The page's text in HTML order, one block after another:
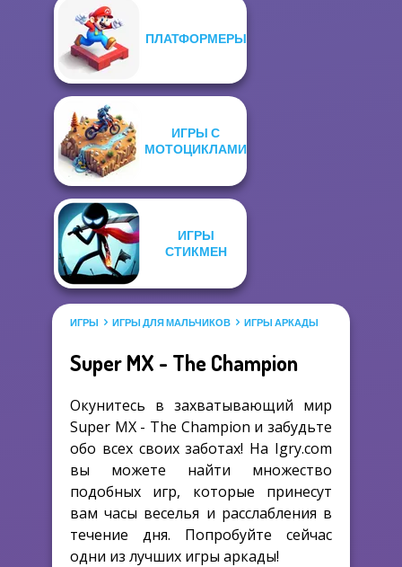
ПЛАТФОРМЕРЫ
ИГРЫ С
МОТОЦИКЛАМИ
ИГРЫ
СТИКМЕН
ИГРЫ ИГРЫ ДЛЯ МАЛЬЧИКОВ ИГРЫ АРКАДЫ
Super MX - The Champion
Окунитесь в захватывающий мир
Super MX - The Champion и забудьте
обо всех своих заботах! На Igry.com
вы можете найти множество
подобных игр, которые принесут
вам часы веселья и расслабления в
течение дня. Попробуйте сейчас
одни из лучших игры аркады!